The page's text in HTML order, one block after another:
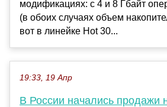
модификациях: с 4 и 8 Гбайт
(в обоих случаях объем
вот в линейке Hot 30...
19:33, 19 Апр
В России начались продажи